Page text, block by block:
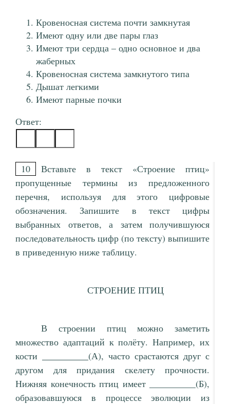
Кровеносная система почти замкнутая
Имеют одну или две пары глаз
Имеют три сердца – одно основное и два
жаберных
Кровеносная система замкнутого типа
Дышат легкими
Имеют парные почки
Ответ:
10
Вставьте в текст «Строение птиц»
пропущенные термины из предложенного
перечня, используя для этого цифровые
обозначения. Запишите в текст цифры
выбранных ответов, а затем получившуюся
последовательность цифр (по тексту) выпишите
в приведенную ниже таблицу.
СТРОЕНИЕ ПТИЦ
В строении птиц можно заметить
множество адаптаций к полёту. Например, их
кости
(А), часто срастаются друг с
другом для придания скелету прочности.
Нижняя конечность птиц имеет __________(Б),
образовавшуюся в процессе эволюции из